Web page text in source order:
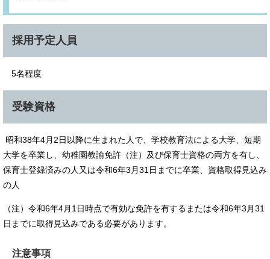
採用予定人員
5名程度
受験資格
昭和38年4月2日以降に生まれた人で、学校教育法による大学、短期
大学を卒業し、幼稚園教諭免許（注）及び保育士資格の両方を有し、
保育士登録済みの人又は令和6年3月31日までに卒業、資格取得見込み
の人
（注）令和6年4月1日時点で有効な免許を有するまたは令和6年3月31
日までに取得見込みである必要があります。
注意事項